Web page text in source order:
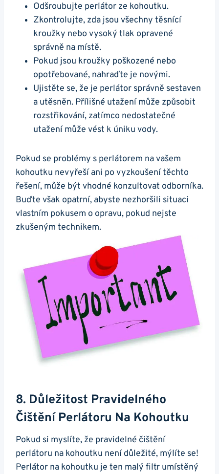
Odšroubujte perlátor ze kohoutku.
Zkontrolujte, zda jsou všechny ​těsnící
kroužky nebo vysoký ⁤tlak ​opravené
správně na místě.
Pokud jsou kroužky ⁤poškozené nebo
⁣opotřebované, nahraďte je novými.
Ujistěte ⁢se, že je perlátor správně sestaven
a utěsněn. Přílišné utažení může způsobit
rozstřikování, zatímco nedostatečné
utažení může vést k úniku vody.
Pokud​ se problémy s‌ perlátorem ⁤na⁤ vašem
kohoutku nevyřeší ani po vyzkoušení těchto⁢
řešení, ⁢může být vhodné konzultovat odborníka.
Buďte však opatrní, abyste nezhoršili situaci
vlastním pokusem o opravu, pokud nejste
zkušeným ⁣technikem.
8. Důležitost Pravidelného
Čištění ‌perlátoru Na⁣ Kohoutku
Pokud si myslíte, že pravidelné⁢ čištění
perlátoru na kohoutku není důležité, mýlíte se!
Perlátor na kohoutku‍ je ⁣ten malý filtr umístěný